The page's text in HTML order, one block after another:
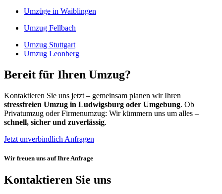
Umzüge in Waiblingen
Umzug Fellbach
Umzug Stuttgart
Umzug Leonberg
Bereit für Ihren Umzug?
Kontaktieren Sie uns jetzt – gemeinsam planen wir Ihren
stressfreien Umzug in Ludwigsburg oder Umgebung. Ob
Privatumzug oder Firmenumzug: Wir kümmern uns um alles –
schnell, sicher und zuverlässig.
Jetzt unverbindlich Anfragen
Wir freuen uns auf Ihre Anfrage
Kontaktieren Sie uns